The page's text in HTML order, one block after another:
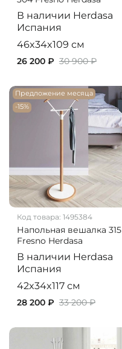
В наличии Herdasa
Испания
46x34x109 см
26 200 ₽ 30 900 ₽
Предложение месяца
-15%
Код товара: 1495384
Напольная вешалка 315
Fresno Herdasa
В наличии Herdasa
Испания
42x34x117 см
28 200 ₽ 33 200 ₽